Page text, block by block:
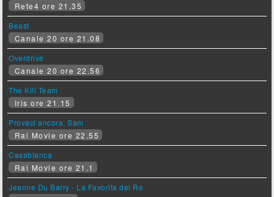
Rete4 ore 21.35
Beast
Canale 20 ore 21.08
Overdrive
Canale 20 ore 22.56
The Kill Team
Iris ore 21.15
Provaci ancora, Sam
Rai Movie ore 22.55
Casablanca
Rai Movie ore 21.1
Jeanne Du Barry - La Favorita del Re